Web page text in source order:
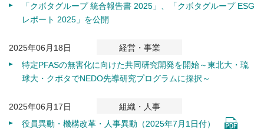
「クボタグループ 統合報告書 2025」、「クボタグループ ESG
レポート 2025」を公開
2025年06月18日
経営・事業
特定PFASの無害化に向けた共同研究開発を開始～東北大・琉
球大・クボタでNEDO先導研究プログラムに採択～
2025年06月17日
組織・人事
役員異動・機構改革・人事異動（2025年7月1日付）